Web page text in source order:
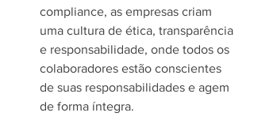
compliance, as empresas criam
uma cultura de ética, transparência
e responsabilidade, onde todos os
colaboradores estão conscientes
de suas responsabilidades e agem
de forma íntegra.